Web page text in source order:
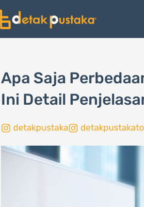
Apa Saja
Ini Detail
detakpustaka